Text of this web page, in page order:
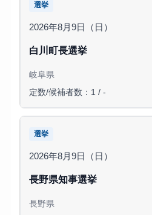
選挙
2026年8月9日（日）
白川町長選挙
岐阜県
定数/候補者数：1 / -
選挙
2026年8月9日（日）
長野県知事選挙
長野県